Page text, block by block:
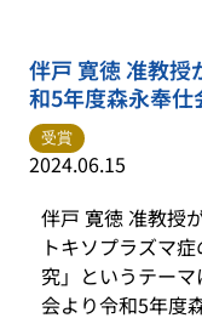
伴戸 寛徳 准教授
和5年度森永奉仕
受賞
2024.06.15
伴戸 寛徳 准教授
トキソプラズマ
究」というテー
会より令和5年度